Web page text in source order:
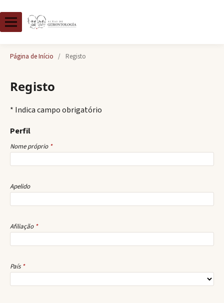
Página de Início / Registo
Registo
* Indica campo obrigatório
Perfil
Nome próprio *
Apelido
Afiliação *
País *